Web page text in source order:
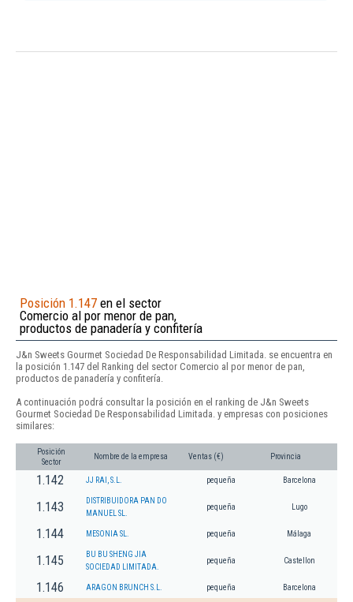
Posición 1.147 en el sector
Comercio al por menor de pan,
productos de panadería y confitería
J&n Sweets Gourmet Sociedad De Responsabilidad Limitada. se encuentra en
la posición 1.147 del Ranking del sector Comercio al por menor de pan,
productos de panadería y confitería.
A continuación podrá consultar la posición en el ranking de J&n Sweets
Gourmet Sociedad De Responsabilidad Limitada. y empresas con posiciones
similares:
Posición
Sector
Nombre de la empresa Ventas (€) Provincia
1.142 JJ RAI, S.L. pequeña Barcelona
1.143
DISTRIBUIDORA PAN DO
MANUEL SL.
pequeña Lugo
1.144 MESONIA SL. pequeña Málaga
1.145
BU BU SHENG JIA
SOCIEDAD LIMITADA.
pequeña Castellon
1.146 ARAGON BRUNCH S.L. pequeña Barcelona